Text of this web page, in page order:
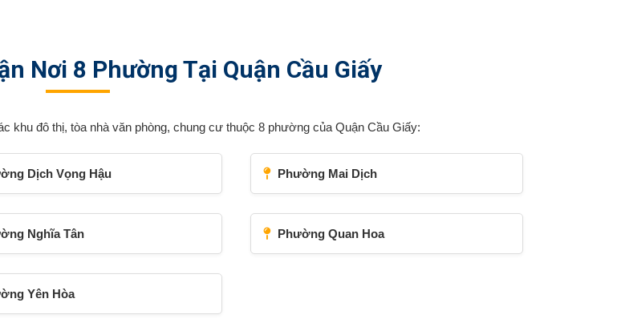
Nơi 8 Phường Tại Quận Cầu Giấy
khu đô thị, tòa nhà văn phòng, chung cư thuộc 8 phường của Quận Cầu Giấy:
Dịch Vọng Hậu Phường Mai Dịch
Nghĩa Tân Phường Quan Hoa
Yên Hòa